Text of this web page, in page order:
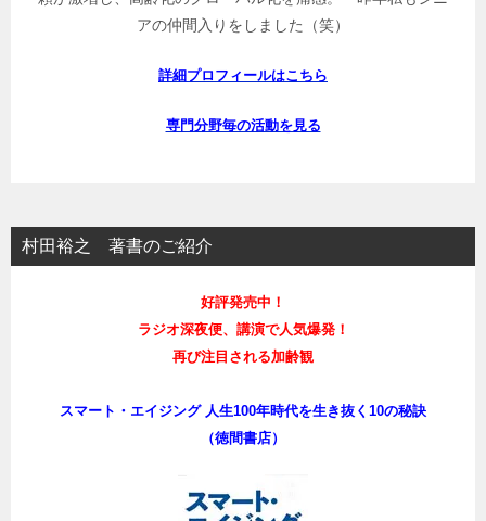
アの仲間入りをしました（笑）
詳細プロフィールはこちら
専門分野毎の活動を見る
村田裕之 著書のご紹介
好評発売中！
ラジオ深夜便、講演で人気爆発！
再び注目される加齢観
スマート・エイジング 人生100年時代を生き抜く10の秘訣
（徳間書店）